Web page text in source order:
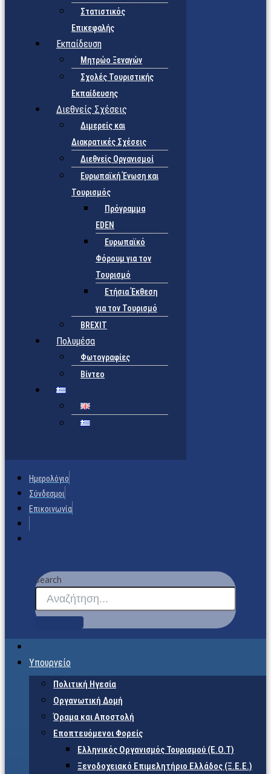
Στατιστικός
Επικεφαλής
Εκπαίδευση
Μητρώο Ξεναγών
Σχολές Τουριστικής
Εκπαίδευσης
Διεθνείς Σχέσεις
Διμερείς και
Διακρατικές Σχέσεις
Διεθνείς Οργανισμοί
Ευρωπαϊκή Ένωση και
Τουρισμός
Πρόγραμμα
EDEN
Ευρωπαϊκό
Φόρουμ για τον
Τουρισμό
Ετήσια Έκθεση
για τον Τουρισμό
BREXIT
Πολυμέσα
Φωτογραφίες
Βίντεο
Ημερολόγιο
Σύνδεσμοι
Επικοινωνία
Search
Υπουργείο
Πολιτική Ηγεσία
Οργανωτική Δομή
Όραμα και Αποστολή
Εποπτευόμενοι Φορείς
Eλληνικός Οργανισμός Τουρισμού (Ε.Ο.Τ)
Ξενοδοχειακό Επιμελητήριο Ελλάδος (Ξ.Ε.Ε.)